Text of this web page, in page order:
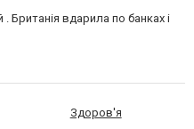
. Британія вдарила по банках і
Здоров'я